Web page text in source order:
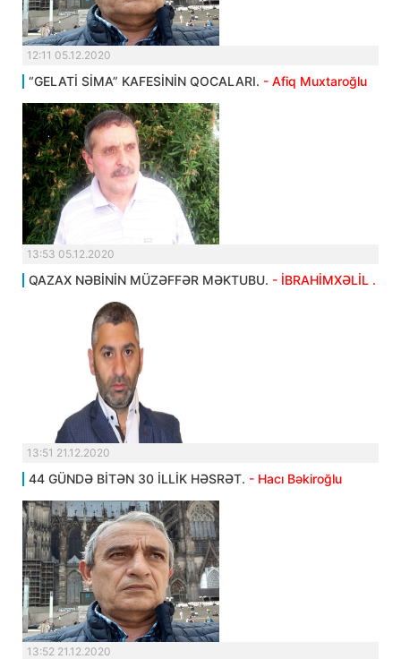
12:11 05.12.2020
“GELATİ SİMA” KAFESİNİN QOCALARI. - Afiq Muxtaroğlu
13:53 05.12.2020
QAZAX NƏBİNİN MÜZƏFFƏR MƏKTUBU. - İBRAHİMXƏLİL .
13:51 21.12.2020
44 GÜNDƏ BİTƏN 30 İLLİK HƏSRƏT. - Hacı Bəkiroğlu
13:52 21.12.2020